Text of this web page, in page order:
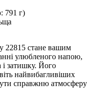
791 г)
22815 стане вашим
улюбленого напою,
затишку. Його
найвибагливіших
справжню атмосферу